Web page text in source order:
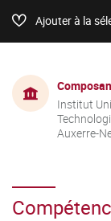
Ajouter à la
Institut
Auxerre-